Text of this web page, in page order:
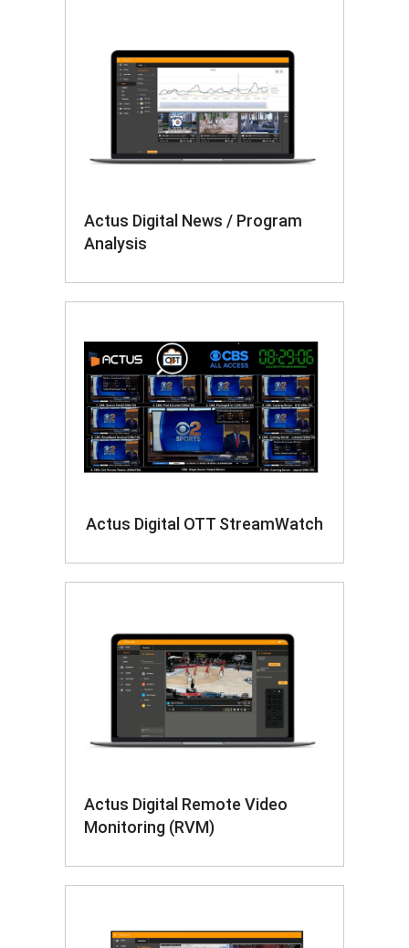
Actus Digital News / Program
Analysis
Actus Digital OTT StreamWatch
Actus Digital Remote Video
Monitoring (RVM)